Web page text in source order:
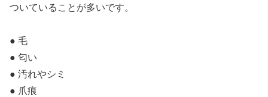
ついていることが多いです。
● 毛
● 匂い
● 汚れやシミ
● 爪痕